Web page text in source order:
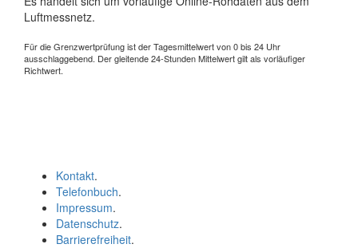
Luftmessnetz.
Für die Grenzwertprüfung ist der Tagesmittelwert von 0 bis 24 Uhr
ausschlaggebend. Der gleitende 24-Stunden Mittelwert gilt als vorläufiger
Richtwert.
Kontakt.
Telefonbuch.
Impressum.
Datenschutz.
Barrierefreiheit.